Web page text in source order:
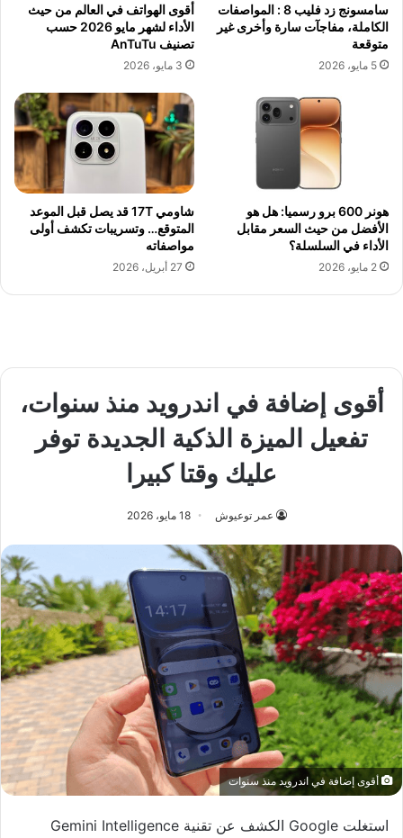
سامسونج زد فليب 8 : المواصفات
الكاملة، مفاجآت سارة وأخرى غير
متوقعة
5 مايو، 2026
أقوى الهواتف في العالم من حيث
الأداء لشهر مايو 2026 حسب
تصنيف AnTuTu
3 مايو، 2026
هونر 600 برو رسميا: هل هو
الأفضل من حيث السعر مقابل
الأداء في السلسلة؟
2 مايو، 2026
شاومي 17T قد يصل قبل الموعد
المتوقع… وتسريبات تكشف أولى
مواصفاته
27 أبريل، 2026